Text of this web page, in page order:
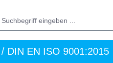
DIN EN ISO 9001:2015